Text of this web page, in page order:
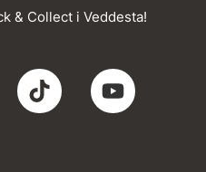
& Collect i Veddesta!